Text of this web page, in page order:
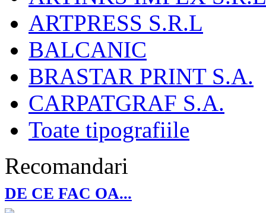
ARTPRESS S.R.L
BALCANIC
BRASTAR PRINT S.A.
CARPATGRAF S.A.
Toate tipografiile
Recomandari
DE CE FAC OA...